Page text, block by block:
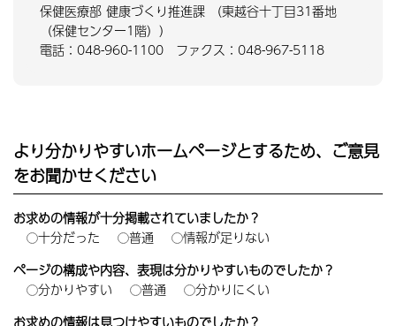
保健医療部 健康づくり推進課 （東越谷十丁目31番地
（保健センター1階））
電話：048-960-1100 ファクス：048-967-5118
より分かりやすいホームページとするため、ご意見
をお聞かせください
お求めの情報が十分掲載されていましたか？
十分だった
普通
情報が足りない
ページの構成や内容、表現は分かりやすいものでしたか？
分かりやすい
普通
分かりにくい
お求めの情報は見つけやすいものでしたか？